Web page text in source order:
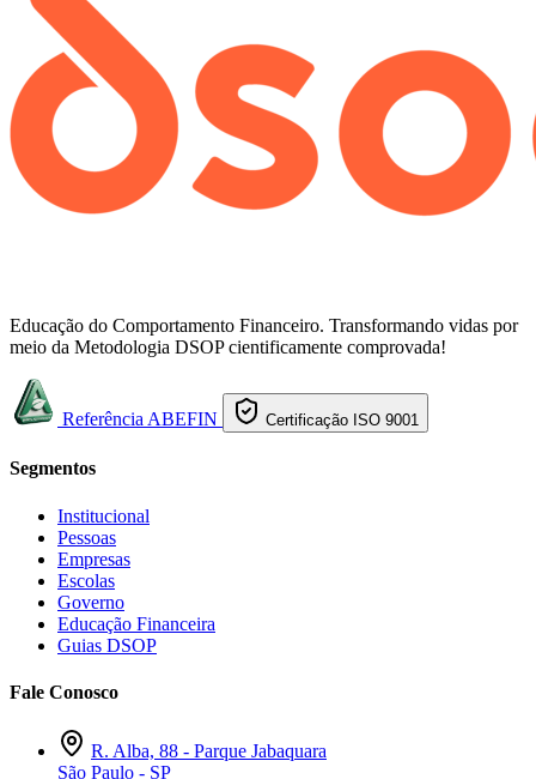
Educação do Comportamento Financeiro. Transformando vidas por
meio da Metodologia DSOP cientificamente comprovada!
Referência ABEFIN Certificação ISO 9001
Segmentos
Institucional
Pessoas
Empresas
Escolas
Governo
Educação Financeira
Guias DSOP
Fale Conosco
R. Alba, 88 - Parque Jabaquara
São Paulo - SP